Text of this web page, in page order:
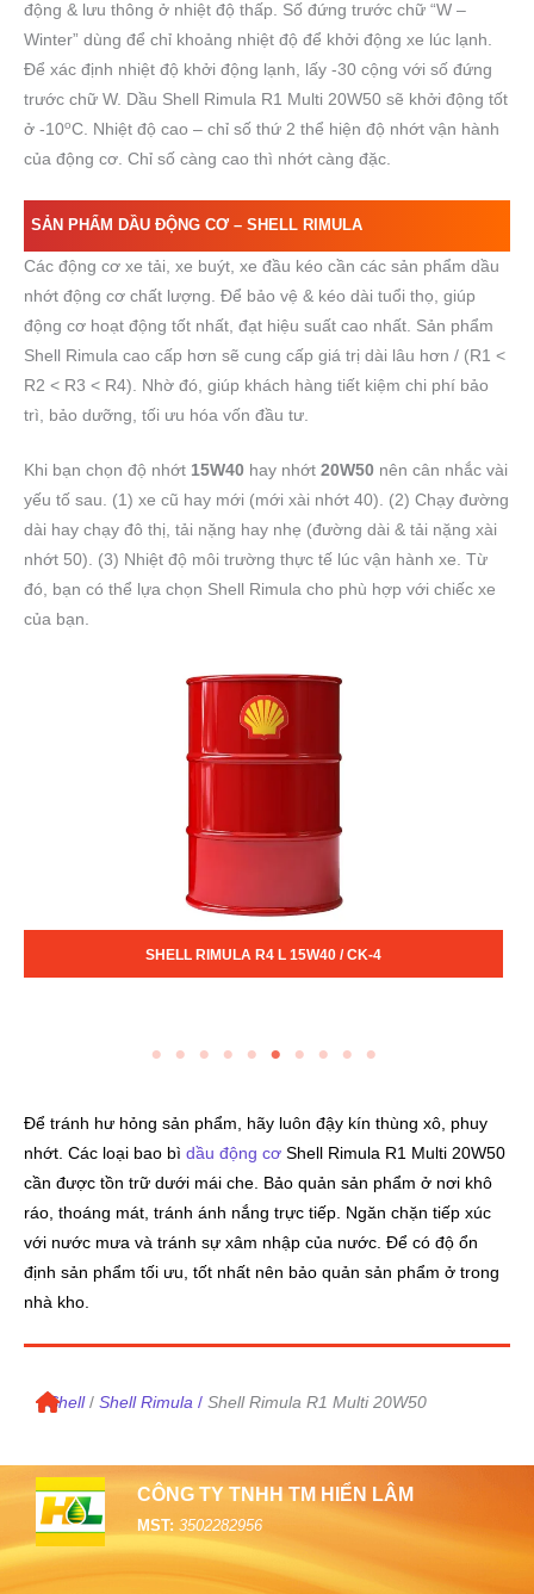
động & lưu thông ở nhiệt độ thấp. Số đứng trước chữ “W –
Winter” dùng để chỉ khoảng nhiệt độ để khởi động xe lúc lạnh.
Để xác định nhiệt độ khởi động lạnh, lấy -30 cộng với số đứng
trước chữ W. Dầu Shell Rimula R1 Multi 20W50 sẽ khởi động tốt
ở -10oC. Nhiệt độ cao – chỉ số thứ 2 thể hiện độ nhớt vận hành
của động cơ. Chỉ số càng cao thì nhớt càng đặc.
SẢN PHẨM DẦU ĐỘNG CƠ – SHELL RIMULA
Các động cơ xe tải, xe buýt, xe đầu kéo cần các sản phẩm dầu
nhớt động cơ chất lượng. Để bảo vệ & kéo dài tuổi thọ, giúp
động cơ hoạt động tốt nhất, đạt hiệu suất cao nhất. Sản phẩm
Shell Rimula cao cấp hơn sẽ cung cấp giá trị dài lâu hơn / (R1 <
R2 < R3 < R4). Nhờ đó, giúp khách hàng tiết kiệm chi phí bảo
trì, bảo dưỡng, tối ưu hóa vốn đầu tư.
Khi bạn chọn độ nhớt 15W40 hay nhớt 20W50 nên cân nhắc vài
yếu tố sau. (1) xe cũ hay mới (mới xài nhớt 40). (2) Chạy đường
dài hay chạy đô thị, tải nặng hay nhẹ (đường dài & tải nặng xài
nhớt 50). (3) Nhiệt độ môi trường thực tế lúc vận hành xe. Từ
đó, bạn có thể lựa chọn Shell Rimula cho phù hợp với chiếc xe
của bạn.
SHELL RIMULA R4 PLUS 15W40 /
Để tránh hư hỏng sản phẩm, hãy luôn đậy kín thùng xô, phuy
nhớt. Các loại bao bì dầu động cơ Shell Rimula R1 Multi 20W50
cần được tồn trữ dưới mái che. Bảo quản sản phẩm ở nơi khô
ráo, thoáng mát, tránh ánh nắng trực tiếp. Ngăn chặn tiếp xúc
với nước mưa và tránh sự xâm nhập của nước. Để có độ ổn
định sản phẩm tối ưu, tốt nhất nên bảo quản sản phẩm ở trong
nhà kho.
/Shell / Shell Rimula / Shell Rimula R1 Multi 20W50
CÔNG TY TNHH TM HIỂN LÂM
MST: 3502282956